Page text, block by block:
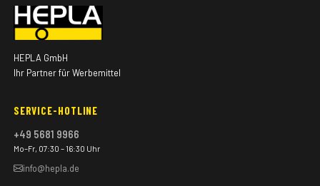
HEPLA GmbH
Ihr Partner für Werbemittel
SERVICE-HOTLINE
+49 5681 9966
Mo–Fr, 07:30 – 16:30 Uhr
info@hepla.de